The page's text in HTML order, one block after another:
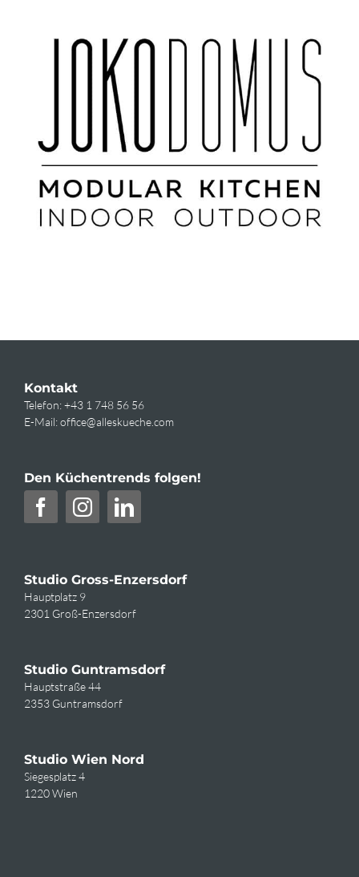
Kontakt
Telefon:+43 1 748 56 56
E-Mail:office@alleskueche.com
Den Küchentrends folgen!
Studio Gross-Enzersdorf
Hauptplatz 9
2301 Groß-Enzersdorf
Studio Guntramsdorf
Hauptstraße 44
2353 Guntramsdorf
Studio Wien Nord
Siegesplatz 4
1220 Wien